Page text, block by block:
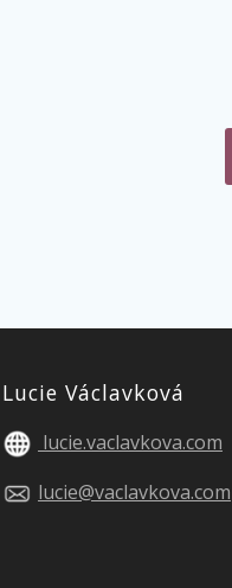
Lucie Václavková
lucie.vaclavkova.com
lucie@vaclavkova.com